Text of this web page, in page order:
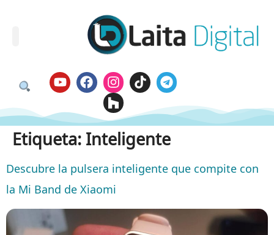
Etiqueta: Inteligente
Descubre la pulsera inteligente que compite con
la Mi Band de Xiaomi